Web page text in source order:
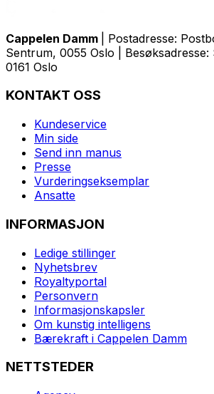
Cappelen Damm
| Postadresse:
Sentrum, 0055 Oslo | Besøksadresse:
0161 Oslo
KONTAKT OSS
Kundeservice
Min side
Send inn manus
Presse
Vurderingseksemplar
Ansatte
INFORMASJON
Ledige stillinger
Nyhetsbrev
Royaltyportal
Personvern
Informasjonskapsler
Om kunstig intelligens
Bærekraft i Cappelen Damm
NETTSTEDER